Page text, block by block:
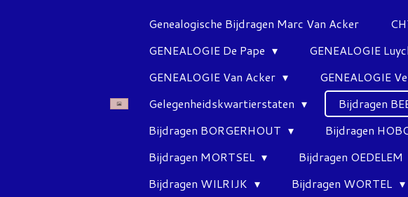
Genealogische Bijdragen Marc Van Acker
GENEALOGIE De Pape
GENEALOGIE
GENEALOGIE Van Acker
GENEALOGIE
Gelegenheidskwartierstaten
Bijdragen
Bijdragen BORGERHOUT
Bijdragen
Bijdragen MORTSEL
Bijdragen OEDELEM
Bijdragen WILRIJK
Bijdragen WORTEL